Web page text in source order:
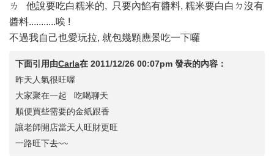
ㄌ 他說要吃白糯米的, 只要內餡有醬料, 糯米要白白ㄉ沒有
醬料...........唉 !
不過我自己也愛玩拉, 就包幾顆應景吃一下囉
下面引用由Carla在 2011/12/26 00:07pm 發表的內容：
昨天人氣很旺喔
大家聚在一起 吃喝聊天
順便買些需要的金紙跟香
讓老師開店當天人旺財更旺
一路旺下去~~